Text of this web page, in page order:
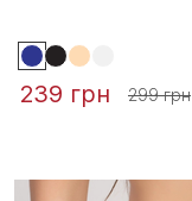
239 грн 299 грн